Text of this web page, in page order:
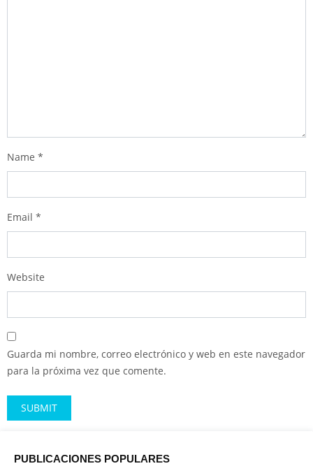
Name *
Email *
Website
Guarda mi nombre, correo electrónico y web en este navegador
para la próxima vez que comente.
PUBLICACIONES POPULARES